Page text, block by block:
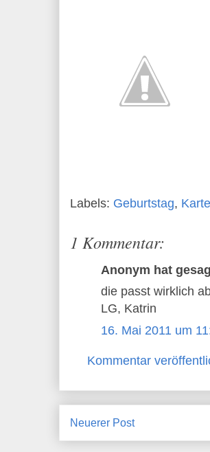
Labels: Geburtstag,
1 Kommentar:
Anonym hat
die passt wirklich
LG, Katrin
16. Mai 2011 um
Kommentar
Neuerer Post